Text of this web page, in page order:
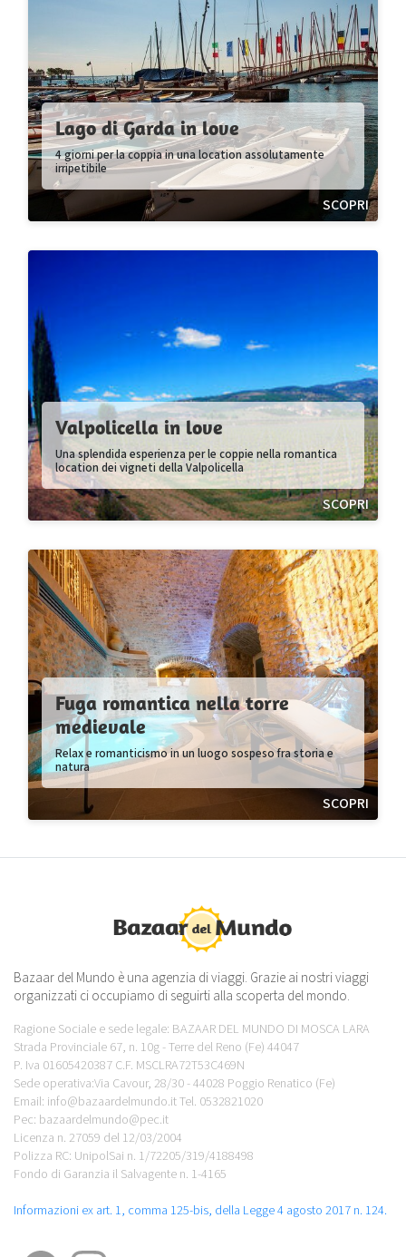
Lago di Garda in love
4 giorni per la coppia in una location assolutamente
irripetibile
SCOPRI
Valpolicella in love
Una splendida esperienza per le coppie nella romantica
location dei vigneti della Valpolicella
SCOPRI
Fuga romantica nella torre
medievale
Relax e romanticismo in un luogo sospeso fra storia e
natura
SCOPRI
Bazaar del Mundo è una agenzia di viaggi. Grazie ai nostri viaggi
organizzati ci occupiamo di seguirti alla scoperta del mondo.
Ragione Sociale e sede legale: BAZAAR DEL MUNDO DI MOSCA LARA
Strada Provinciale 67, n. 10g - Terre del Reno (Fe) 44047
P. Iva 01605420387 C.F. MSCLRA72T53C469N
Sede operativa:Via Cavour, 28/30 - 44028 Poggio Renatico (Fe)
Email: info@bazaardelmundo.it Tel. 0532821020
Pec: bazaardelmundo@pec.it
Licenza n. 27059 del 12/03/2004
Polizza RC: UnipolSai n. 1/72205/319/4188498
Fondo di Garanzia il Salvagente n. 1-4165
Informazioni ex art. 1, comma 125-bis, della Legge 4 agosto 2017 n. 124.